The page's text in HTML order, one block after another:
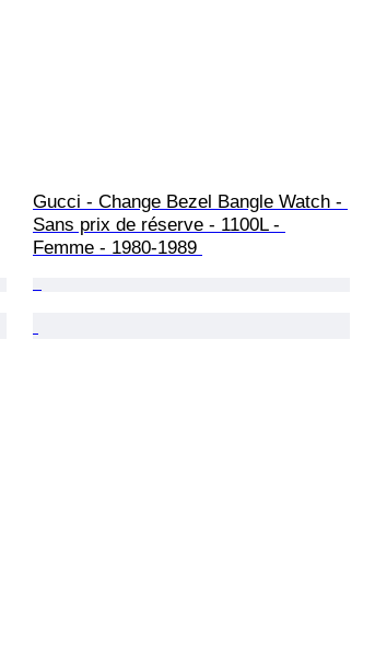
Gucci - Change Bezel Bangle Watch -
Sans prix de réserve - 1100L -
Femme - 1980-1989